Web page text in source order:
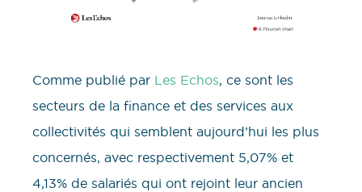
Comme publié par Les Echos, ce sont les
secteurs de la finance et des services aux
collectivités qui semblent aujourd’hui les plus
concernés, avec respectivement 5,07% et
4,13% de salariés qui ont rejoint leur ancien